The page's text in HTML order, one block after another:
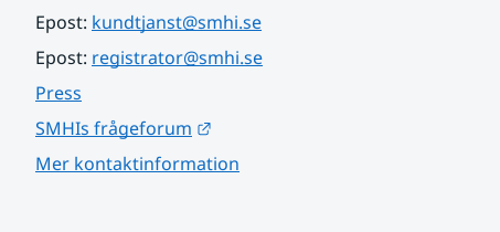
Epost: kundtjanst@smhi.se
Epost: registrator@smhi.se
Press
SMHIs frågeforum
Mer kontaktinformation